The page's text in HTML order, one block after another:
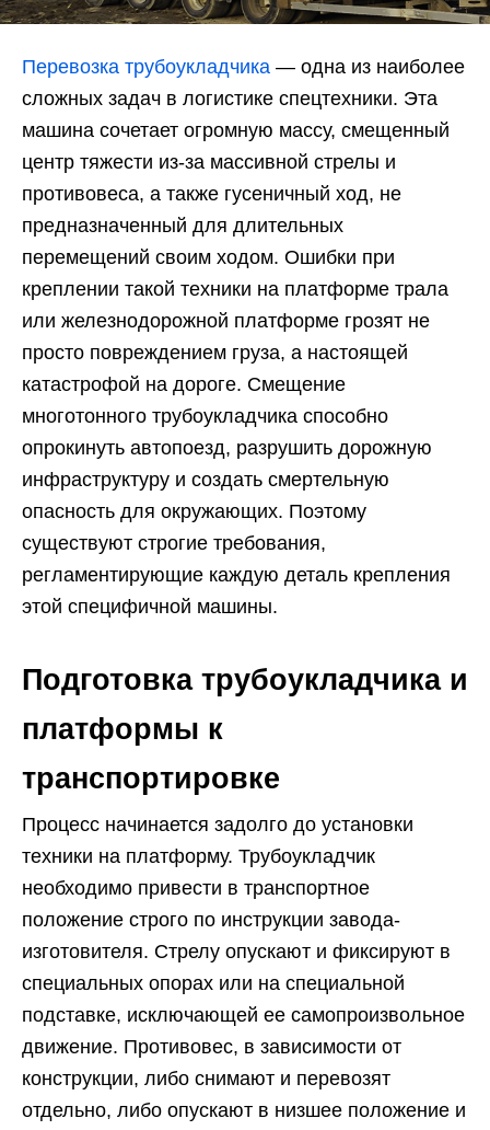
Перевозка трубоукладчика — одна из наиболее
сложных задач в логистике спецтехники. Эта
машина сочетает огромную массу, смещенный
центр тяжести из-за массивной стрелы и
противовеса, а также гусеничный ход, не
предназначенный для длительных
перемещений своим ходом. Ошибки при
креплении такой техники на платформе трала
или железнодорожной платформе грозят не
просто повреждением груза, а настоящей
катастрофой на дороге. Смещение
многотонного трубоукладчика способно
опрокинуть автопоезд, разрушить дорожную
инфраструктуру и создать смертельную
опасность для окружающих. Поэтому
существуют строгие требования,
регламентирующие каждую деталь крепления
этой специфичной машины.
Подготовка трубоукладчика и
платформы к
транспортировке
Процесс начинается задолго до установки
техники на платформу. Трубоукладчик
необходимо привести в транспортное
положение строго по инструкции завода-
изготовителя. Стрелу опускают и фиксируют в
специальных опорах или на специальной
подставке, исключающей ее самопроизвольное
движение. Противовес, в зависимости от
конструкции, либо снимают и перевозят
отдельно, либо опускают в низшее положение и